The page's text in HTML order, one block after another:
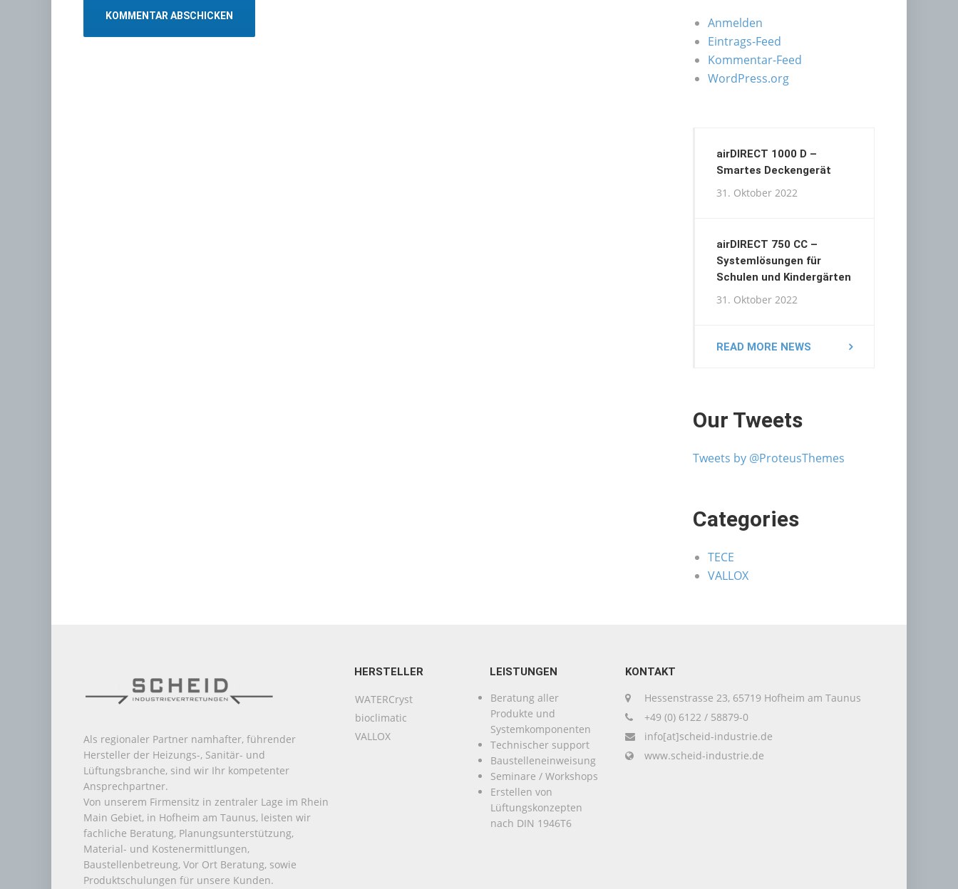
Anmelden
Eintrags-Feed
Kommentar-Feed
WordPress.org
airDIRECT 1000 D –
Smartes Deckengerät
31. Oktober 2022
airDIRECT 750 CC –
Systemlösungen für
Schulen und Kindergärten
31. Oktober 2022
READ MORE NEWS
Our Tweets
Tweets by @ProteusThemes
Categories
TECE
VALLOX
Als regionaler Partner namhafter, führender
Hersteller der Heizungs-, Sanitär- und
Lüftungsbranche, sind wir Ihr kompetenter
Ansprechpartner.
Von unserem Firmensitz in zentraler Lage im Rhein
Main Gebiet, in Hofheim am Taunus, leisten wir
fachliche Beratung, Planungsunterstützung,
Material- und Kostenermittlungen,
Baustellenbetreung, Vor Ort Beratung, sowie
Produktschulungen für unsere Kunden.
HERSTELLER
WATERCryst
bioclimatic
VALLOX
LEISTUNGEN
Beratung aller
Produkte und
Systemkomponenten
Technischer support
Baustelleneinweisung
Seminare / Workshops
Erstellen von
Lüftungskonzepten
nach DIN 1946T6
KONTAKT
Hessenstrasse 23, 65719 Hofheim am Taunus
+49 (0) 6122 / 58879-0
info[at]scheid-industrie.de
www.scheid-industrie.de